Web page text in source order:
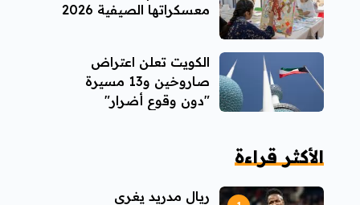
معسكراتها الصيفية 2026
الكويت تعلن اعتراض
صاروخين و13 مسيرة
"دون وقوع أضرار"
الأكثر قراءة
ريال مدريد يغري